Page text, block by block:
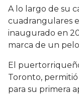
A lo largo de su
cuadrangulares
inaugurado en
marca de un
El
Toronto, permitió
para su primera